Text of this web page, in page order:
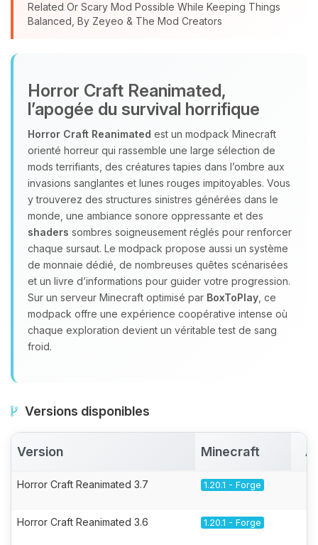
Related Or Scary Mod Possible While Keeping Things
Balanced, By Zeyeo & The Mod Creators
Horror Craft Reanimated,
l’apogée du survival horrifique
Horror Craft Reanimated est un modpack Minecraft
orienté horreur qui rassemble une large sélection de
mods terrifiants, des créatures tapies dans l’ombre aux
invasions sanglantes et lunes rouges impitoyables. Vous
y trouverez des structures sinistres générées dans le
monde, une ambiance sonore oppressante et des
shaders sombres soigneusement réglés pour renforcer
chaque sursaut. Le modpack propose aussi un système
de monnaie dédié, de nombreuses quêtes scénarisées
et un livre d’informations pour guider votre progression.
Sur un serveur Minecraft optimisé par BoxToPlay , ce
modpack offre une expérience coopérative intense où
chaque exploration devient un véritable test de sang
froid.
Versions disponibles
Version Minecraft
Horror Craft Reanimated 3.7 1.20.1 - Forge
Horror Craft Reanimated 3.6 1.20.1 - Forge
parler ! Moi c’est Choupy, ton petit
assistant BoxToPlay. Dis-moi ce dont